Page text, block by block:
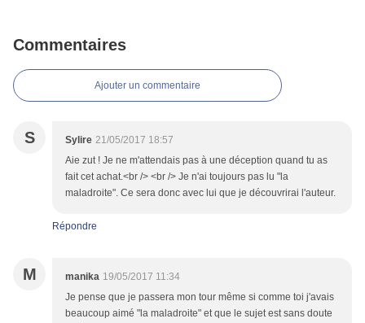
Commentaires
Ajouter un commentaire
S Sylire 21/05/2017 18:57
Aie zut ! Je ne m'attendais pas à une déception quand tu as
fait cet achat.<br /> <br /> Je n'ai toujours pas lu "la
maladroite". Ce sera donc avec lui que je découvrirai l'auteur.
Répondre
M manika 19/05/2017 11:34
Je pense que je passera mon tour même si comme toi j'avais
beaucoup aimé "la maladroite" et que le sujet est sans doute